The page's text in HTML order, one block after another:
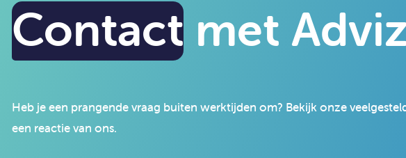
Contact met
Heb je een prangende vraag buiten werktijden om? Bekijk onze
een reactie van ons.